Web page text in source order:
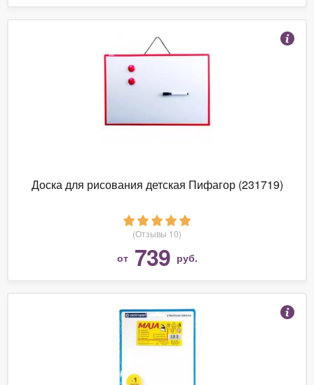
Доска для рисования детская Пифагор (231719)
(Отзывы 10)
от 739 руб.